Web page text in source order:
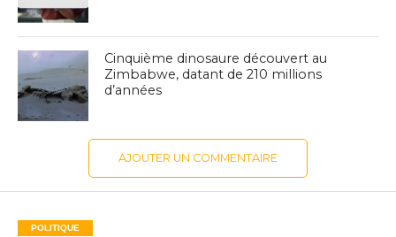
Cinquième dinosaure découvert au
Zimbabwe, datant de 210 millions
d’années
AJOUTER UN COMMENTAIRE
POLITIQUE